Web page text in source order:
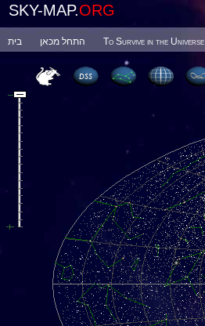
SKY-MAP.ORG
בית התחל מכאן To Survive in the Universe